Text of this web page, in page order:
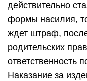
действительно
формы насилия,
ждет штраф,
родительских
ответственность
Наказание за